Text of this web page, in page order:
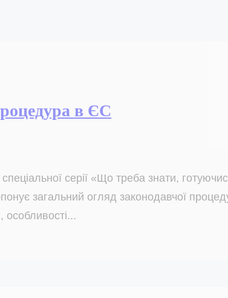
в ЄС
спеціальної серії «Що треба знати,
загальний огляд законодавчої